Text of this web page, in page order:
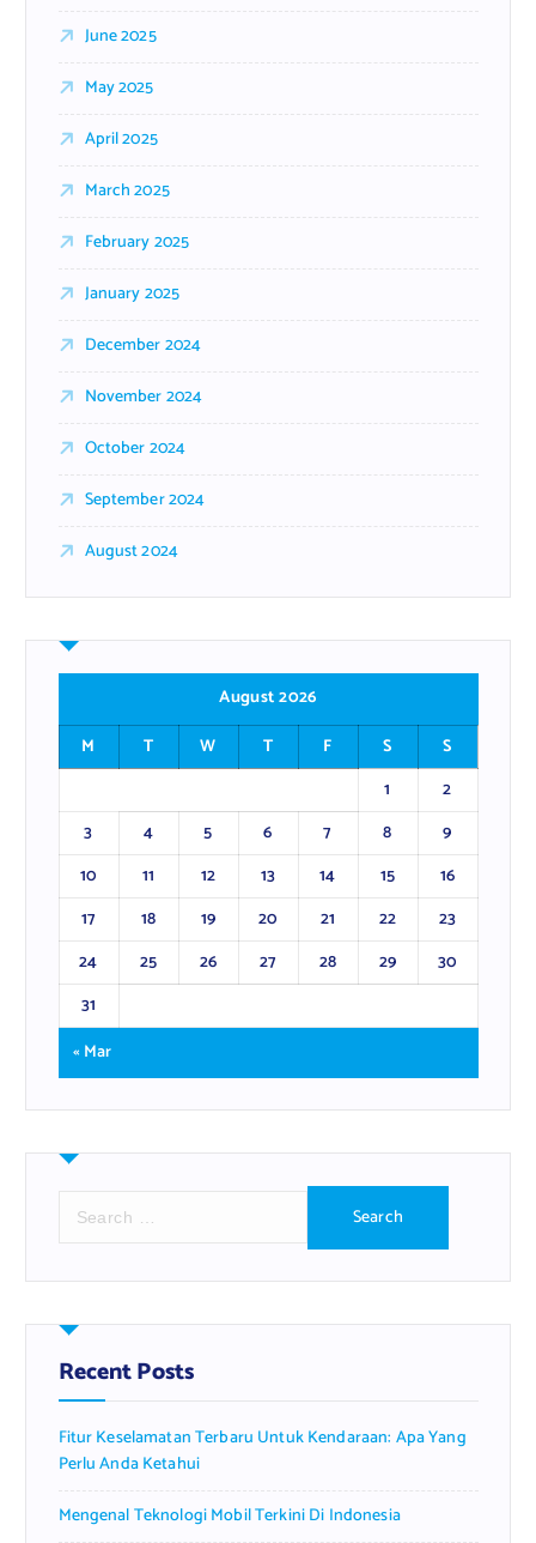
June 2025
May 2025
April 2025
March 2025
February 2025
January 2025
December 2024
November 2024
October 2024
September 2024
August 2024
August 2026
M
T W T F S
S
1
2
3
4 5 6 7 8
9
10
11 12 13 14 15
16
17
18 19 20 21 22
23
24
25 26 27 28 29
30
31
« Mar
r
h
f
o
:
Recent Posts
Fitur Keselamatan Terbaru Untuk Kendaraan: Apa Yang
Perlu Anda Ketahui
Mengenal Teknologi Mobil Terkini Di Indonesia